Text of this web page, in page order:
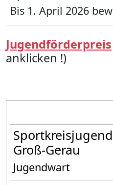
Bis 1. April 2026
Jugendförderpreis
anklicken !)
Sportkreisjugend
Groß-Gerau
Jugendwart